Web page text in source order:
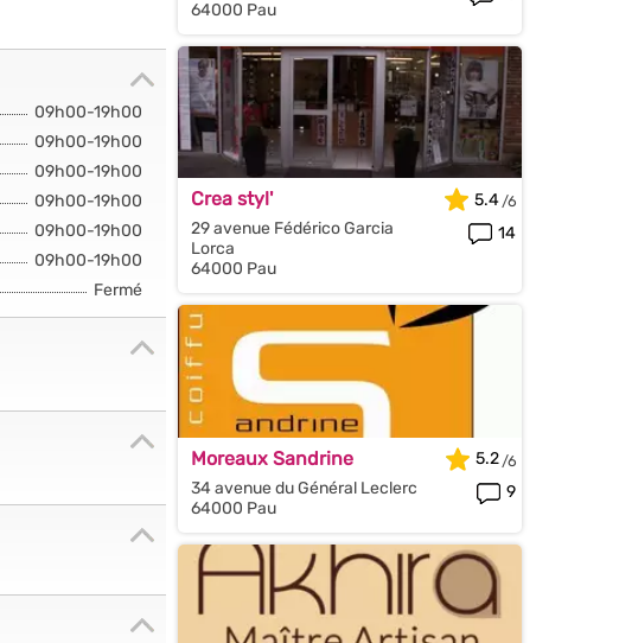
09h00-19h00
09h00-19h00
09h00-19h00
09h00-19h00
09h00-19h00
09h00-19h00
Fermé
64000 Pau
Crea styl'
29 avenue Fédérico Garcia
Lorca
64000 Pau
5.4
14
Moreaux Sandrine
34 avenue du Général Leclerc
64000 Pau
5.2
9